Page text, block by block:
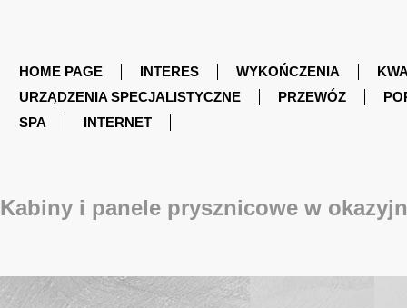
HOME PAGE INTERES WYKOŃCZENIA
URZĄDZENIA SPECJALISTYCZNE
PRZEWÓZ
SPA
INTERNET
Kabiny i panele prysznicowe w